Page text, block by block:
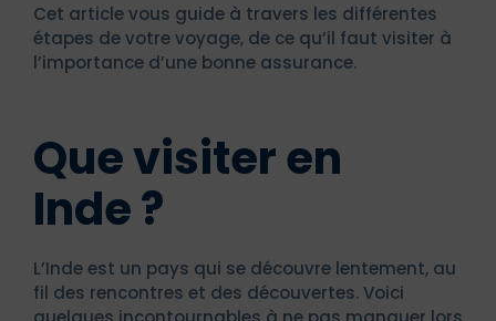
Cet article vous guide à travers les différentes
étapes de votre voyage, de ce qu’il faut visiter à
l’importance d’une bonne assurance.
Que visiter en
Inde ?
L’Inde est un pays qui se découvre lentement, au
fil des rencontres et des découvertes. Voici